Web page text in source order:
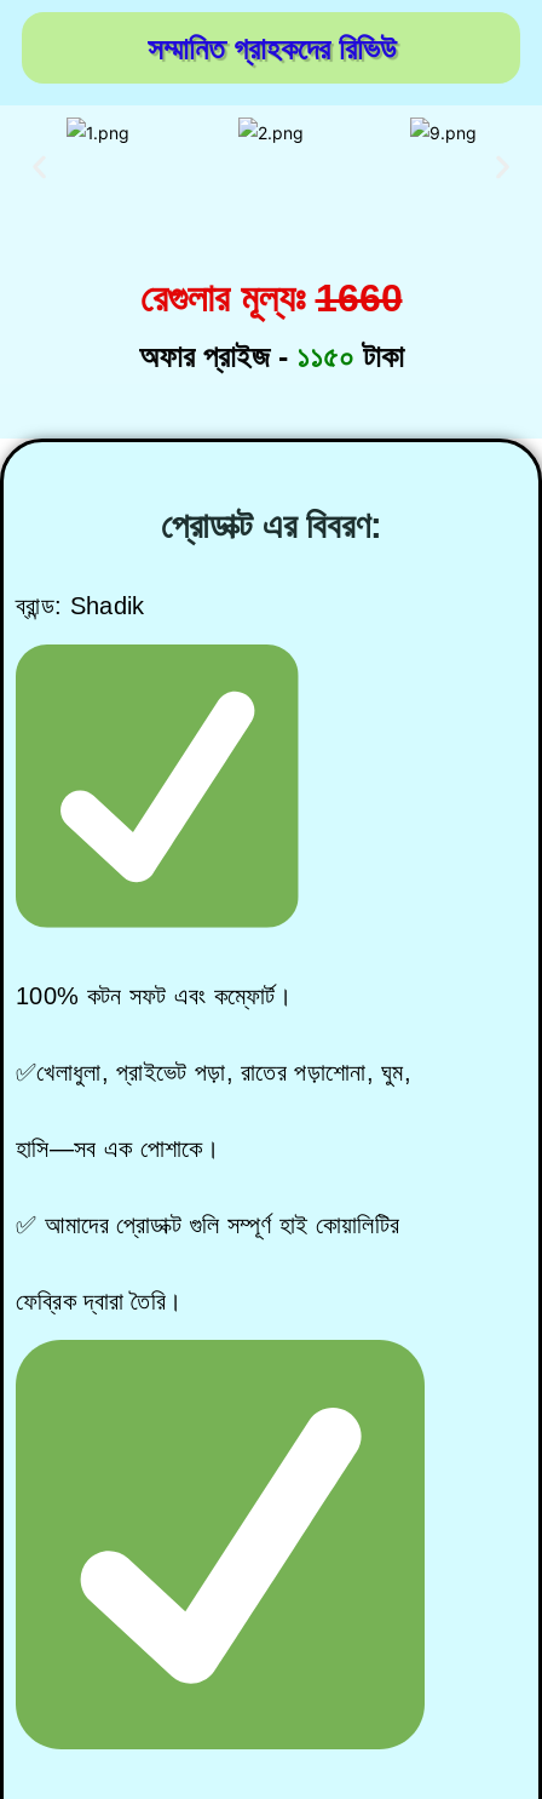
সম্মানিত গ্রাহকদের রিভিউ
রেগুলার মূল্যঃ1660
অফার প্রাইজ - ১১৫০টাকা
প্রোডাক্ট এর বিবরণ:
ব্রান্ড: Shadik
100% কটন সফট এবং কম্ফোর্ট।
✅খেলাধুলা, প্রাইভেট পড়া, রাতের পড়াশোনা, ঘুম,
হাসি—সব এক পোশাকে।
✅ আমাদের প্রোডাক্ট গুলি সম্পূর্ণ হাই কোয়ালিটির
ফেব্রিক দ্বারা তৈরি।